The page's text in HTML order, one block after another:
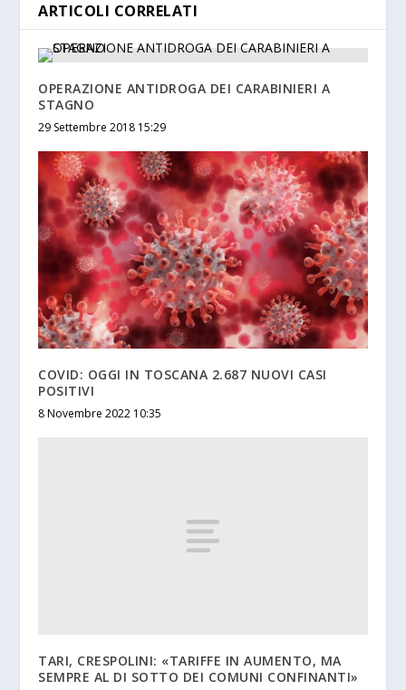
ARTICOLI CORRELATI
OPERAZIONE ANTIDROGA DEI CARABINIERI A
STAGNO
29 Settembre 2018 15:29
COVID: OGGI IN TOSCANA 2.687 NUOVI CASI
POSITIVI
8 Novembre 2022 10:35
TARI, CRESPOLINI: «TARIFFE IN AUMENTO, MA
SEMPRE AL DI SOTTO DEI COMUNI CONFINANTI»